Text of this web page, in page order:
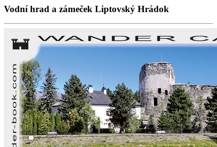
Vodní hrad a zámeček Liptovský Hrádok